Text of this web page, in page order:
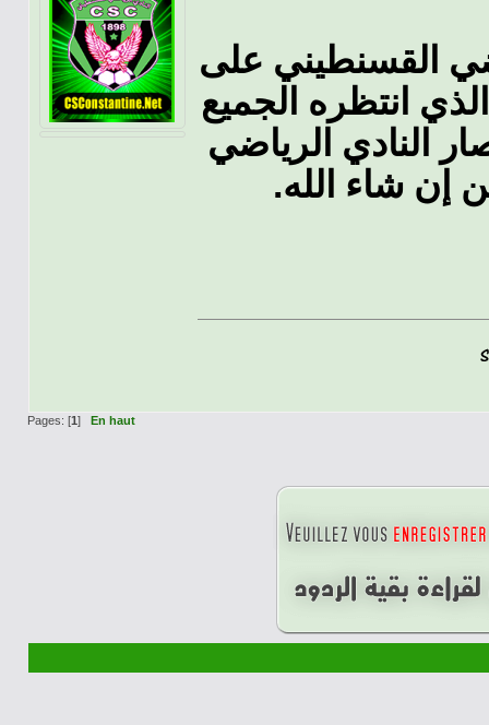
القسنطيني على
انتظره الجميع
النادي الرياضي
إن شاء الله.
Pages: [1] En haut